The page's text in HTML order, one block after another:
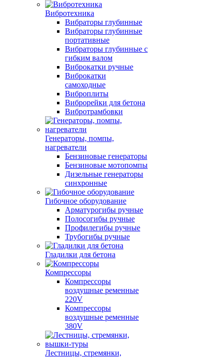
Вибротехника
Вибраторы глубинные
Вибраторы глубинные
портативные
Вибраторы глубинные с
гибким валом
Виброкатки ручные
Виброкатки
самоходные
Виброплиты
Виброрейки для бетона
Вибротрамбовки
Генераторы, помпы,
нагреватели
Бензиновые генераторы
Бензиновые мотопомпы
Дизельные генераторы
синхронные
Гибочное оборудование
Арматурогибы ручные
Полосогибы ручные
Профилегибы ручные
Трубогибы ручные
Гладилки для бетона
Компрессоры
Компрессоры
воздушные ременные
220V
Компрессоры
воздушные ременные
380V
Лестницы, стремянки,